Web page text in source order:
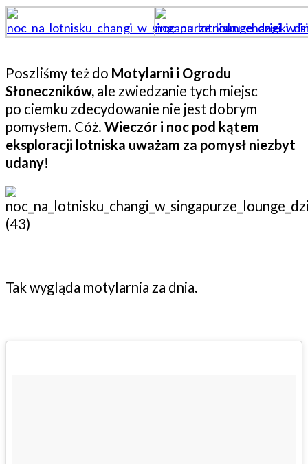
Poszliśmy też do Motylarni i Ogrodu
Słoneczników, ale zwiedzanie tych miejsc
po ciemku zdecydowanie nie jest dobrym
pomysłem. Cóż. Wieczór i noc pod kątem
eksploracji lotniska uważam za pomysł niezbyt
udany!
Tak wygląda motylarnia za dnia.